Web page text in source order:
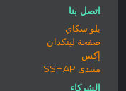
اتصل بنا
بلو سكاي
صفحة لينكدان
إكس
منتدى SSHAP
الشركاء